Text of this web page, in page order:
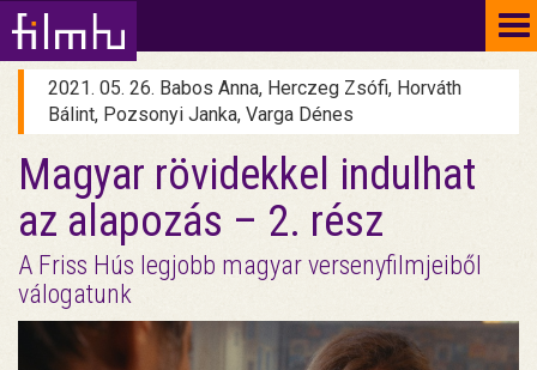
2021. 05. 26. Babos Anna, Herczeg Zsófi, Horváth
Bálint, Pozsonyi Janka, Varga Dénes
Magyar rövidekkel indulhat
az alapozás – 2. rész
A Friss Hús legjobb magyar versenyfilmjeiből
válogatunk